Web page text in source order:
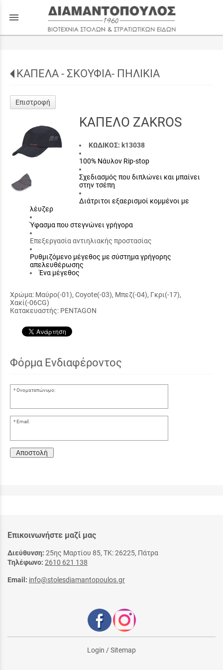
menu
ΚΑΠΕΛΑ - ΣΚΟΥΦΙΑ- ΠΗΛΙΚΙΑ
Επιστροφή
ΚΑΠΕΛΟ ZAKROS
ΚΩΔΙΚΟΣ: k13038
100% Νάυλον Rip-stop
Σχεδιασμός που διπλώνει και μπαίνει
στην τσέπη
Διάτριτοι εξαερισμοί κομμένοι με
λέυζερ
Ύφασμα που στεγνώνει γρήγορα
Επεξεργασία αντιηλιακής προστασίας
Ρυθμιζόμενο μέγεθος με σύστημα γρήγορης
απελευθέρωσης
Ένα μέγεθος
Χρώμα: Μαύρο(-01), Coyote(-03), Μπεζ(-04), Γκρι(-17),
Χακί(-06CG)
Κατακευαστής: PENTAGON
Φόρμα Ενδιαφέροντος
Ονοματεπώνυμο:
Email:
Αποστολή
Επικοινωνήστε μαζί μας
Διεύθυνση: 25ης Μαρτίου 85, ΤΚ: 26225, Πάτρα
Τηλέφωνο: 2610 621 138
Email: info@stolesdiamantopoulos.gr
Login /Sitemap